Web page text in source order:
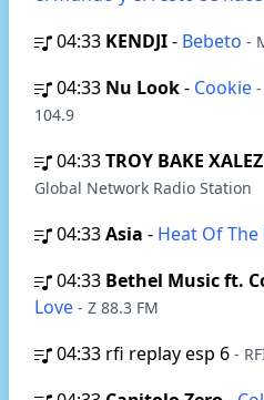
04:33 KENDJI- Bebeto -
04:33 Nu Look- Cookie
104.9
04:33TROY BAKE XALEZ
Global Network Radio Station
04:33Asia - Heat Of
04:33 Bethel Music ft.
Love - Z 88.3 FM
04:33 rfi replay esp 6 -